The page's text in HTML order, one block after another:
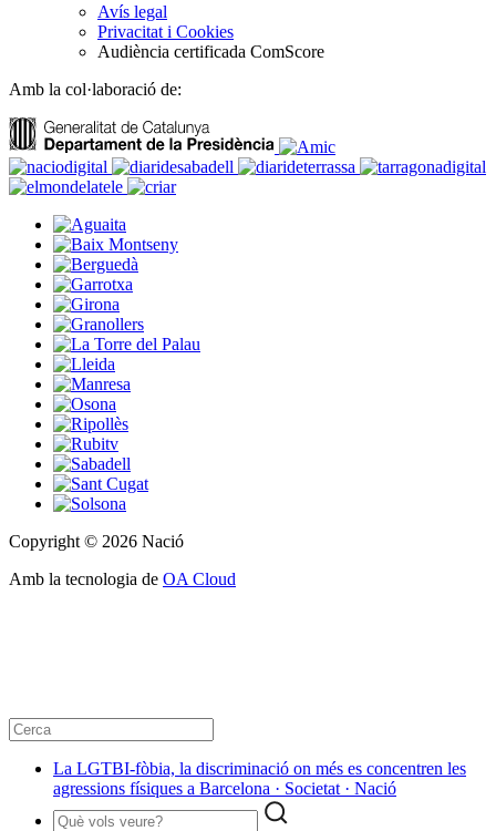
Avís legal
Privacitat i Cookies
Audiència certificada ComScore
Amb la col·laboració de:
Copyright © 2026 Nació
Amb la tecnologia de OA Cloud
La LGTBI-fòbia, la discriminació on més es concentren les
agressions físiques a Barcelona · Societat · Nació